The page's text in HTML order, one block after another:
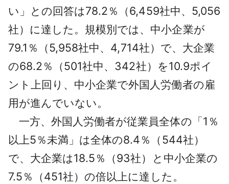
い」との回答は78.2％（6,459社中、5,056
社）に達した。規模別では、中小企業が
79.1％（5,958社中、4,714社）で、大企業
の68.2％（501社中、342社）を10.9ポイ
ント上回り、中小企業で外国人労働者の雇
用が進んでいない。
一方、外国人労働者が従業員全体の「1％
以上5％未満」は全体の8.4％（544社）
で、大企業は18.5％（93社）と中小企業の
7.5％（451社）の倍以上に達した。